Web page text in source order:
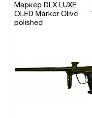
Маркер DLX LUXE
OLED Marker Olive
polished